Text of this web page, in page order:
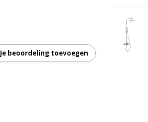
Je beoordeling toevoegen